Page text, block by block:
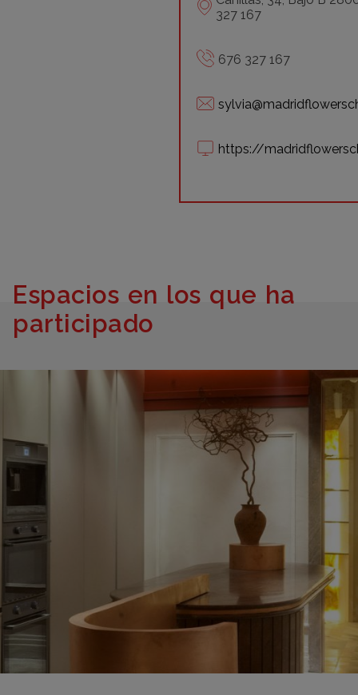
327 167
676 327 167
https://
Espacios en los que ha
participado